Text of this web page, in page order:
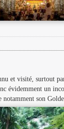
et visité, surtout
évidemment un
son